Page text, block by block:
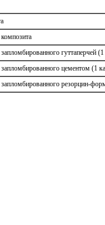
гуттаперчей
цементом (1
резорцин-